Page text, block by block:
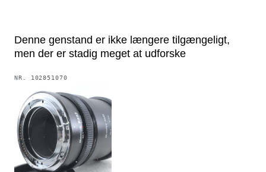
Denne genstand er ikke længere tilgængeligt,
men der er stadig meget at udforske
NR. 102851070